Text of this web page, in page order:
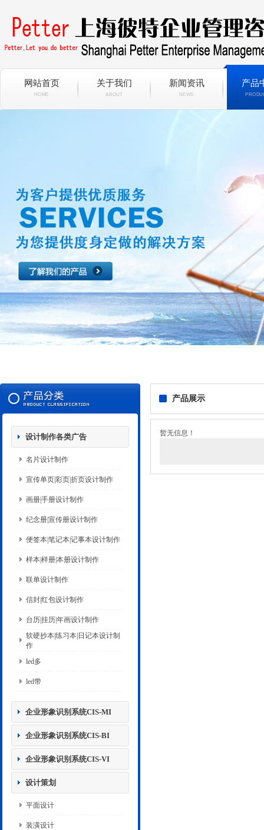
网站首页
HOME
关于我们
ABOUT
新闻资讯
NEWS
产品
设计制作各类广告
名片设计制作
宣传单页|彩页|折页设计制作
画册|手册设计制作
纪念册|宣传册设计制作
便签本|笔记本|记事本设计制作
样本|样册|本册设计制作
联单设计制作
信封|红包设计制作
台历|挂历|年画设计制作
软硬抄本|练习本|日记本设计制
作
led多
led带
企业形象识别系统CIS-MI
企业形象识别系统CIS-BI
企业形象识别系统CIS-VI
设计策划
平面设计
装潢设计
产品展示
暂无信息！